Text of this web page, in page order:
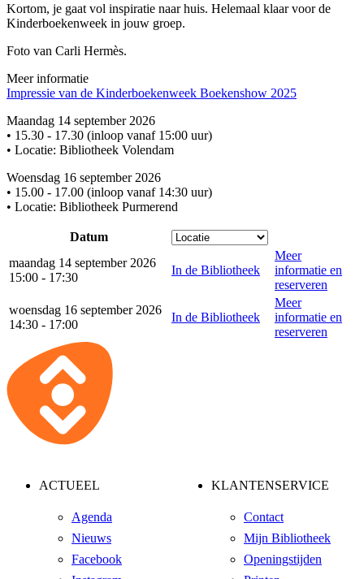
Kortom, je gaat vol inspiratie naar huis. Helemaal klaar voor de
Kinderboekenweek in jouw groep.
Foto van Carli Hermès.
Meer informatie
Impressie van de Kinderboekenweek Boekenshow 2025
Maandag 14 september 2026
• 15.30 - 17.30 (inloop vanaf 15:00 uur)
• Locatie: Bibliotheek Volendam
Woensdag 16 september 2026
• 15.00 - 17.00 (inloop vanaf 14:30 uur)
• Locatie: Bibliotheek Purmerend
Datum
maandag 14 september 2026
15:00 - 17:30
In de Bibliotheek
Meer
informatie en
reserveren
woensdag 16 september 2026
14:30 - 17:00
In de Bibliotheek
Meer
informatie en
reserveren
ACTUEEL
Agenda
Nieuws
Facebook
KLANTENSERVICE
Contact
Mijn Bibliotheek
Openingstijden